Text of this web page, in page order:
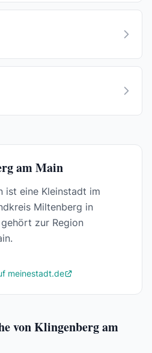
am Main
ist eine Kleinstadt im
Miltenberg in
zur Region
meinestadt.de
von Klingenberg am